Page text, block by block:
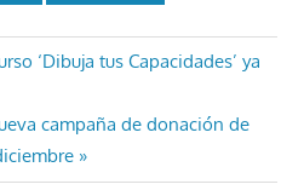
‘Dibuja tus Capacidades’ ya
campaña de donación de